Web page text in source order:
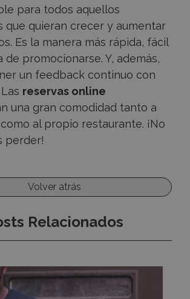
para todos aquellos
que quieran crecer y aumentar
Es la manera más rápida, fácil
de promocionarse. Y, además,
un feedback continuo con
reservas online
una gran comodidad tanto a
al propio restaurante. ¡No
perder!
Volver atrás
Relacionados